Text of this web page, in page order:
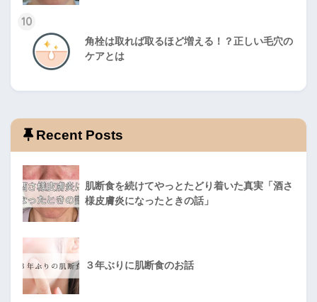
10
角栓は取れば取るほど増える！？正しい毛穴の
ケアとは
Recent Posts
肌断食を続けてやっとたどり着いた真実「酒さ
様皮膚炎になったときの話」
３年ぶりに肌断食のお話